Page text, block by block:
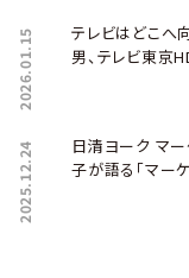
2026.01.15
テレビはどこへ
男、テレビ東
2025.12.24
日清ヨーク マ
子が語る「マー